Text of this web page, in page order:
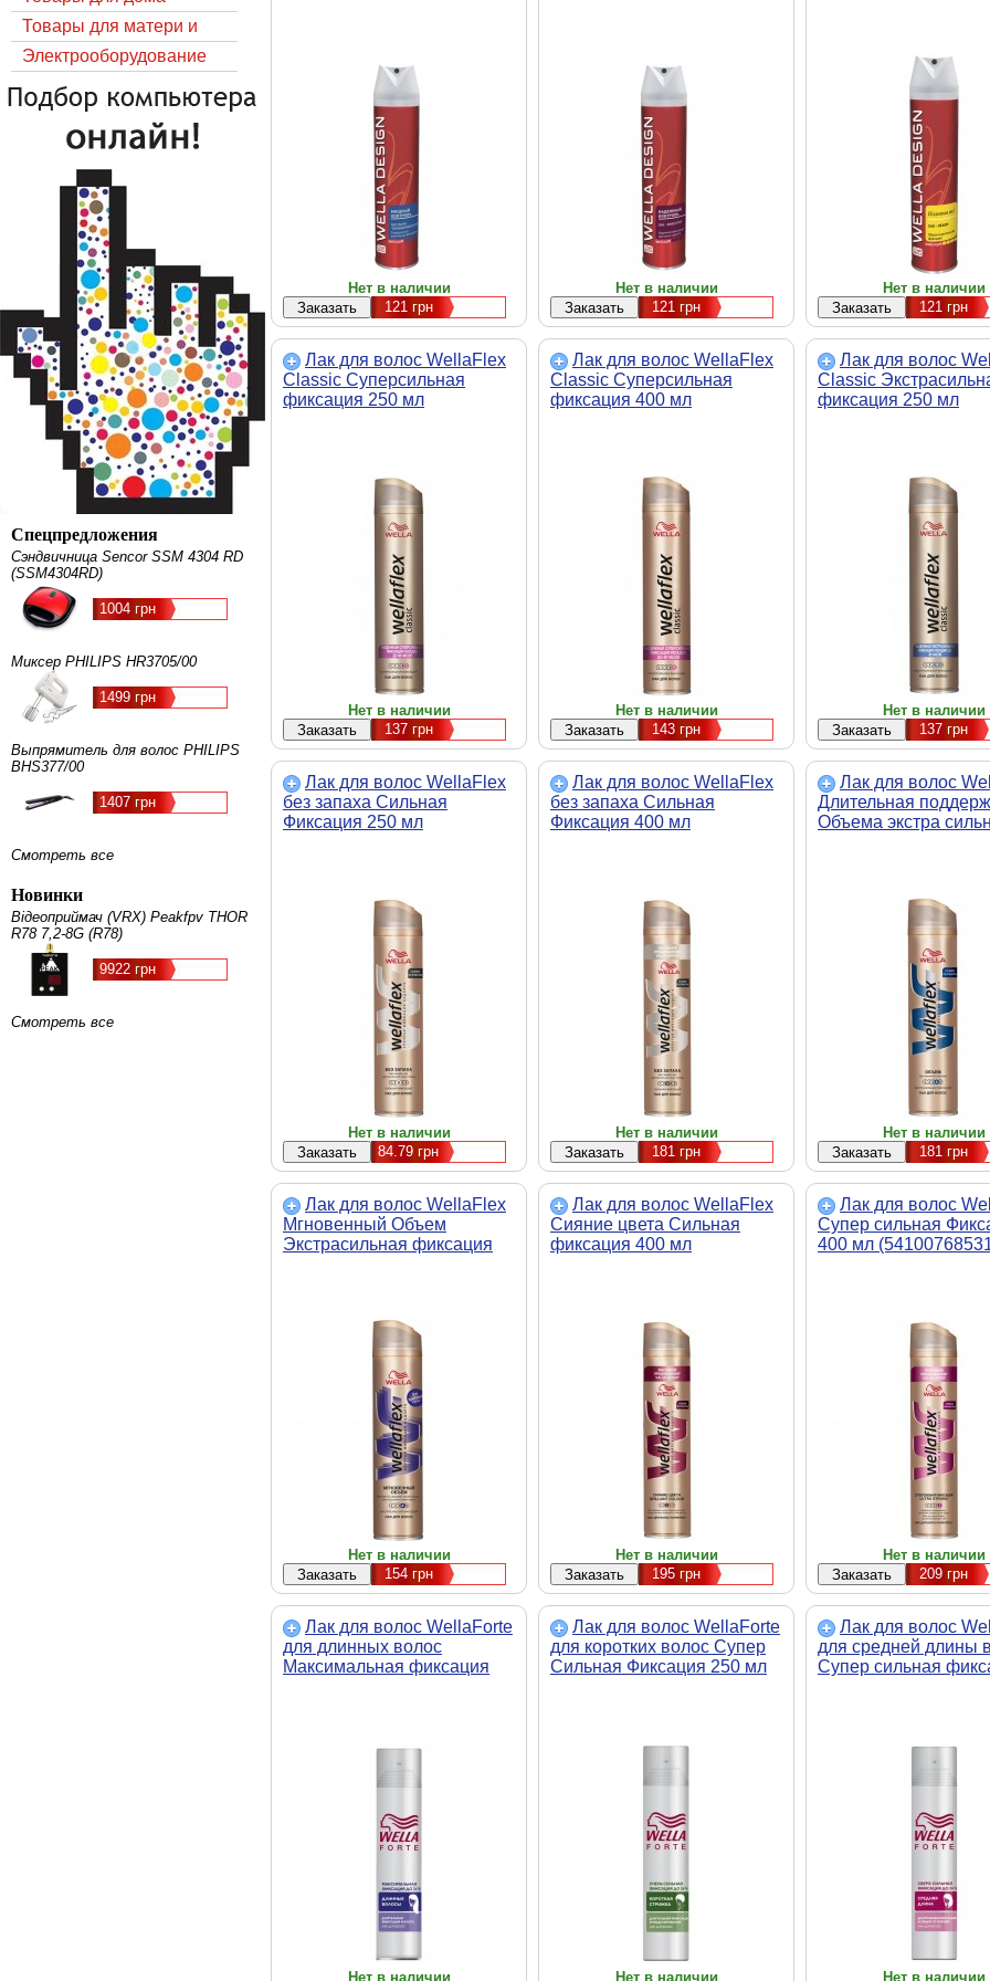
Товары для матери и
ребёнка
Электрооборудование
Спецпредложения
Сэндвичница Sencor SSM 4304 RD
(SSM4304RD)
1004 грн
Миксер PHILIPS HR3705/00
1499 грн
Выпрямитель для волос PHILIPS
BHS377/00
1407 грн
Смотреть все
Новинки
Відеоприймач (VRX) Peakfpv THOR
R78 7,2-8G (R78)
9922 грн
Смотреть все
Нет в наличии
121грн
Нет в наличии
121грн
Нет в наличии
121грн
Лак для волос WellaFlex
Classic Суперсильная
фиксация 250 мл
Нет в наличии
137грн
Лак для волос WellaFlex
Classic Суперсильная
фиксация 400 мл
Нет в наличии
143грн
Лак для волос
Classic
фиксация 250 мл
Нет в наличии
137грн
Лак для волос WellaFlex
без запаха Сильная
Фиксация 250 мл
Нет в наличии
84.79 грн
Лак для волос WellaFlex
без запаха Сильная
Фиксация 400 мл
Нет в наличии
181грн
Лак для волос
Длительная
Объема экстра
Нет в наличии
181грн
Лак для волос WellaFlex
Мгновенный Объем
Экстрасильная фиксация
Нет в наличии
154грн
Лак для волос WellaFlex
Сияние цвета Сильная
фиксация 400 мл
Нет в наличии
195грн
Лак для волос
Супер сильная
400 мл
Нет в наличии
209грн
Лак для волос WellaForte
для длинных волос
Максимальная фиксация
Нет в наличии
Лак для волос WellaForte
для коротких волос Супер
Сильная Фиксация 250 мл
Нет в наличии
Лак для волос
для средней длины
Супер сильная
Нет в наличии